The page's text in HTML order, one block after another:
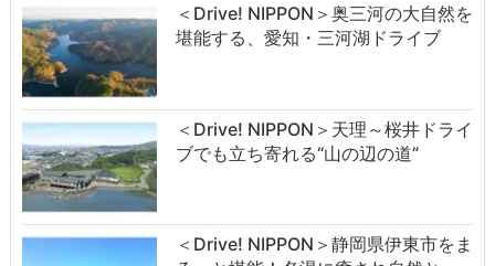
＜Drive! NIPPON＞奥三河の大自然を
堪能する、愛知・三河湖ドライブ
＜Drive! NIPPON＞天理～桜井ドライ
ブでも立ち寄れる“山の辺の道”
＜Drive! NIPPON＞静岡県伊東市をま